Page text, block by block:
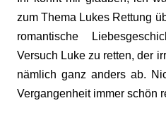
zum Thema Lukes Rettung
romantische
Versuch Luke zu retten, der
nämlich ganz anders ab.
Vergangenheit immer schön